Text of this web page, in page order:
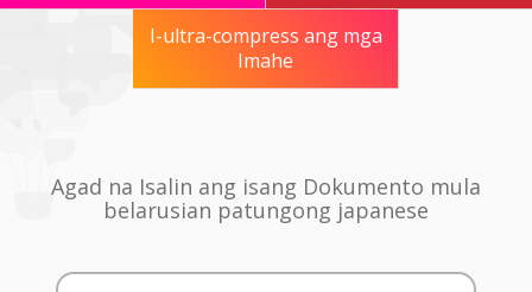
I-ultra-compress ang mga
Imahe
Agad na Isalin ang isang Dokumento mula
belarusian patungong japanese